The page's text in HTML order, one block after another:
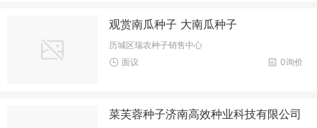
观赏南瓜种子 大南瓜种子
历城区瑞农种子销售中心
0询价
面议
菜芙蓉种子济南高效种业科技有限公司